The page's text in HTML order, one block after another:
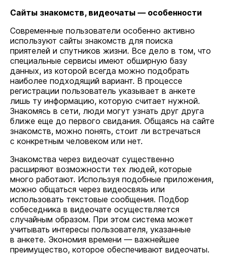
Сайты знакомств, видеочаты — особенности
Современные пользователи особенно активно
используют сайты знакомств для поиска
приятелей и спутников жизни. Все дело в том, что
специальные сервисы имеют обширную базу
данных, из которой всегда можно подобрать
наиболее подходящий вариант. В процессе
регистрации пользователь указывает в анкете
лишь ту информацию, которую считает нужной.
Знакомясь в сети, люди могут узнать друг друга
ближе еще до первого свидания. Общаясь на сайте
знакомств, можно понять, стоит ли встречаться
с конкретным человеком или нет.
Знакомства через видеочат существенно
расширяют возможности тех людей, которые
много работают. Используя подобные приложения,
можно общаться через видеосвязь или
использовать текстовые сообщения. Подбор
собеседника в видеочате осуществляется
случайным образом. При этом система может
учитывать интересы пользователя, указанные
в анкете. Экономия времени — важнейшее
преимущество, которое обеспечивают видеочаты.